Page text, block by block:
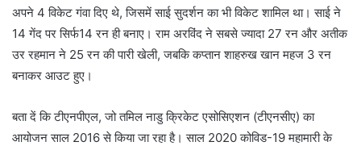
अपने 4 विकेट गंवा दिए थे, जिसमें साई सुदर्शन का भी विकेट शामिल था। साई ने
14 गेंद पर सिर्फ14 रन ही बनाए। राम अरविंद ने सबसे ज्यादा 27 रन और अतीक
उर रहमान ने 25 रन की पारी खेली, जबकि कप्तान शाहरुख खान महज 3 रन
बनाकर आउट हुए।
बता दें कि टीएनपीएल, जो तमिल नाडु क्रिकेट एसोसिएशन (टीएनसीए) का
आयोजन साल 2016 से किया जा रहा है। साल 2020 कोविड-19 महामारी के